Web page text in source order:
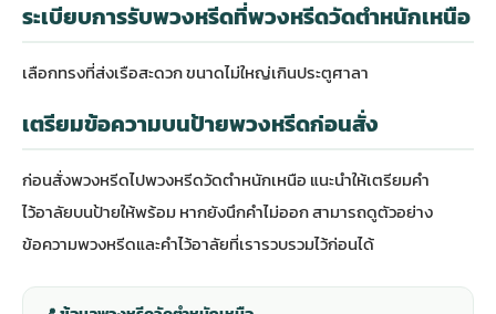
ระเบียบการรับพวงหรีดที่พวงหรีดวัดตำหนักเหนือ
เลือกทรงที่ส่งเรือสะดวก ขนาดไม่ใหญ่เกินประตูศาลา
เตรียมข้อความบนป้ายพวงหรีดก่อนสั่ง
ก่อนสั่งพวงหรีดไปพวงหรีดวัดตำหนักเหนือ แนะนำให้เตรียมคำ
ไว้อาลัยบนป้ายให้พร้อม หากยังนึกคำไม่ออก สามารถดูตัวอย่าง
ข้อความพวงหรีดและคำไว้อาลัยที่เรารวบรวมไว้ก่อนได้